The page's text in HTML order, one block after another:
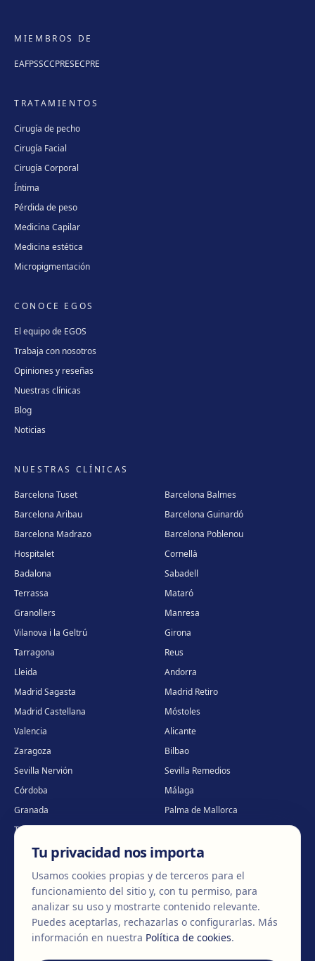
MIEMBROS DE
EAFPSSCCPRESECPRE
TRATAMIENTOS
Cirugía de pecho
Cirugía Facial
Cirugía Corporal
Íntima
Pérdida de peso
Medicina Capilar
Medicina estética
Micropigmentación
CONOCE EGOS
El equipo de EGOS
Trabaja con nosotros
Opiniones y reseñas
Nuestras clínicas
Blog
Noticias
NUESTRAS CLÍNICAS
Barcelona Tuset
Barcelona Balmes
Barcelona Aribau
Barcelona Guinardó
Barcelona Madrazo
Barcelona Poblenou
Hospitalet
Cornellà
Badalona
Sabadell
Terrassa
Mataró
Granollers
Manresa
Vilanova i la Geltrú
Girona
Tarragona
Reus
Lleida
Andorra
Madrid Sagasta
Madrid Retiro
Madrid Castellana
Móstoles
Valencia
Alicante
Zaragoza
Bilbao
Sevilla Nervión
Sevilla Remedios
Córdoba
Málaga
Granada
Palma de Mallorca
Tenerife
Portugal · Famalicão
Portugal · Guimarães
Clínica virtual
2026 Clínica EGOS — Cirugía plástica, estética y reparadora
Aviso LegalPolítica de cookiesPolítica de Privacidad
Tu privacidad nos importa
Usamos cookies propias y de terceros para el
funcionamiento del sitio y, con tu permiso, para
analizar su uso y mostrarte contenido relevante.
Puedes aceptarlas, rechazarlas o configurarlas. Más
información en nuestra Política de cookies.